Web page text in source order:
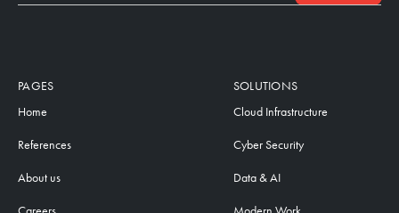
PAGES
Home
References
About us
SOLUTIONS
Cloud Infrastructure
Cyber Security
Data & AI